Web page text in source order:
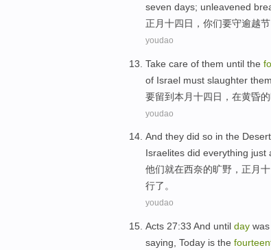
seven days; unleavened
正月十四日 ， 你们要守逾越节
youdao
Take care of them until the
of Israel must slaughter them
要留到本月十四日， 在黄昏的
youdao
And they did so in the Desert
Israelites did everything just
他们就在西奈的旷野 ， 正月
行了。
youdao
Acts 27:33 And until day
saying, Today is the